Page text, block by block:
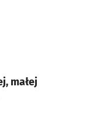
małej